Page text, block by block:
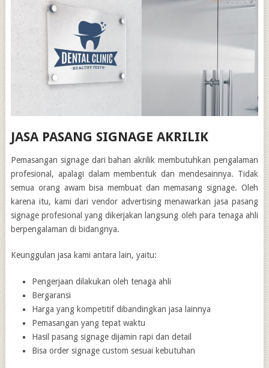
JASA PASANG SIGNAGE AKRILIK
Pemasangan signage dari bahan akrilik membutuhkan pengalaman
profesional, apalagi dalam membentuk dan mendesainnya. Tidak
semua orang awam bisa membuat dan memasang signage. Oleh
karena itu, kami dari vendor advertising menawarkan jasa pasang
signage profesional yang dikerjakan langsung oleh para tenaga ahli
berpengalaman di bidangnya.
Keunggulan jasa kami antara lain, yaitu:
Pengerjaan dilakukan oleh tenaga ahli
Bergaransi
Harga yang kompetitif dibandingkan jasa lainnya
Pemasangan yang tepat waktu
Hasil pasang signage dijamin rapi dan detail
Bisa order signage custom sesuai kebutuhan